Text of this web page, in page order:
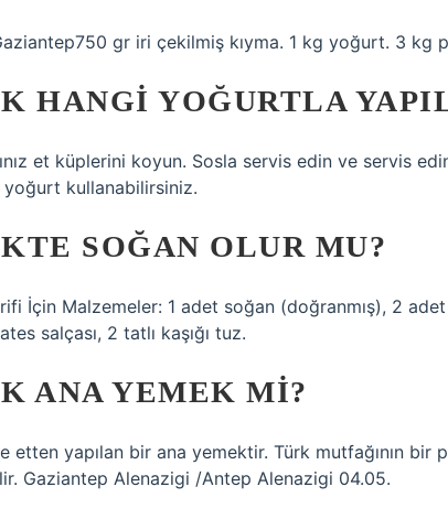
gr iri çekilmiş kıyma. 1 kg yoğurt. 3 kg
HANGI YOĞURTLA
et küplerini koyun. Sosla servis edin ve servis
yoğurt kullanabilirsiniz.
SOĞAN OLUR MU?
İçin Malzemeler: 1 adet soğan (doğranmış), 2
salçası, 2 tatlı kaşığı tuz.
ANA YEMEK MI?
etten yapılan bir ana yemektir. Türk mutfağının bir
Gaziantep Alenazigi /Antep Alenazigi 04.05.